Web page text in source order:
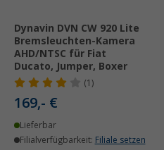
Dynavin DVN CW 920 Lite
Bremsleuchten-Kamera
AHD/NTSC für Fiat
Ducato, Jumper, Boxer
(1)
169,- €
Lieferbar
Filialverfügbarkeit: Filiale setzen